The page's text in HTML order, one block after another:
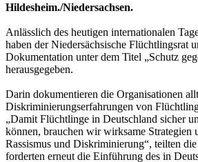
Hildesheim./Niedersachsen.
Anlässlich des heutigen internationalen
haben der Niedersächsische Flüchtlingsrat
Dokumentation unter dem Titel „Schutz
herausgegeben.
Darin dokumentieren die Organisationen
Diskriminierungserfahrungen von
„Damit Flüchtlinge in Deutschland sicher
können, brauchen wir wirksame Strategien
Rassismus und Diskriminierung“, teilten
forderten erneut die Einführung des in